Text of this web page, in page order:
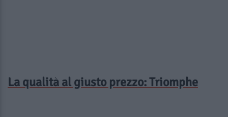
La qualità al giusto prezzo: Triomphe